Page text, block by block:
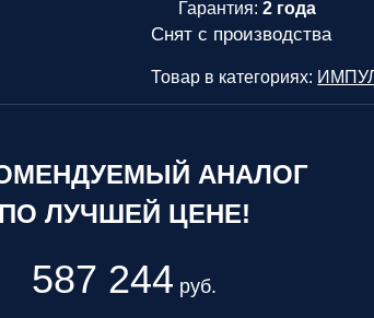
Гарантия:2 года
Снят с производства
Товар в категориях:
АНАЛОГ
ПО ЛУЧШЕЙ ЦЕНЕ!
587 244 руб.